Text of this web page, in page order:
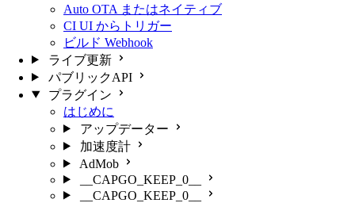
Auto OTA またはネイティブ
CI UI からトリガー
ビルド Webhook
ライブ更新
パブリックAPI
プラグイン
はじめに
アップデーター
加速度計
AdMob
__CAPGO_KEEP_0__
__CAPGO_KEEP_0__